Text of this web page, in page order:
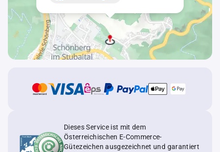
Dieses Service ist mit dem
Österreichischen E-Commerce-
Gütezeichen ausgezeichnet und garantiert